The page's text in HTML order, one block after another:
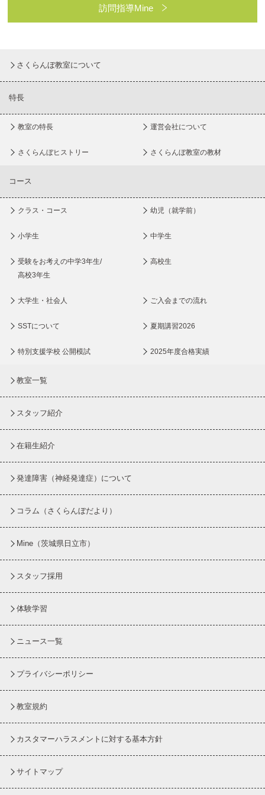
訪問指導Mine
さくらんぼ教室について
特長
教室の特長 運営会社について
さくらんぼヒストリー さくらんぼ教室の教材
コース
クラス・コース 幼児（就学前）
小学生 中学生
受験をお考えの中学3年生/
高校3年生
高校生
大学生・社会人 ご入会までの流れ
SSTについて 夏期講習2026
特別支援学校 公開模試 2025年度合格実績
教室一覧
スタッフ紹介
在籍生紹介
発達障害（神経発達症）について
コラム （さくらんぼだより）
Mine（茨城県日立市）
スタッフ採用
体験学習
ニュース一覧
プライバシーポリシー
教室規約
カスタマーハラスメントに対する基本方針
サイトマップ